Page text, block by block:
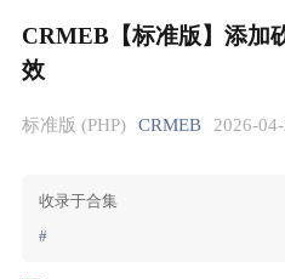
CRMEB【标准版】添加
效
标准版 (PHP) CRMEB 2026-
收录于合集
#